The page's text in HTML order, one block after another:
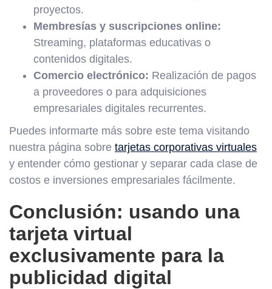
proyectos.
Membresías y suscripciones online:
Streaming, plataformas educativas o
contenidos digitales.
Comercio electrónico: Realización de pagos
a proveedores o para adquisiciones
empresariales digitales recurrentes.
Puedes informarte más sobre este tema visitando
nuestra página sobre tarjetas corporativas virtuales
y entender cómo gestionar y separar cada clase de
costos e inversiones empresariales fácilmente.
Conclusión: usando una
tarjeta virtual
exclusivamente para la
publicidad digital